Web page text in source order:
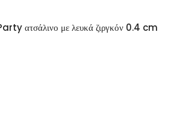
ατσάλινο με λευκά ζιργκόν 0.4 cm